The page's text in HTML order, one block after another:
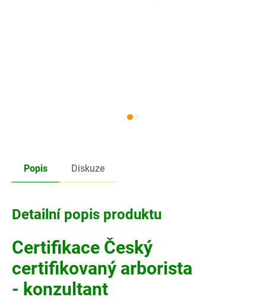
Popis Diskuze
Detailní popis produktu
Certifikace Český
certifikovaný arborista
- konzultant